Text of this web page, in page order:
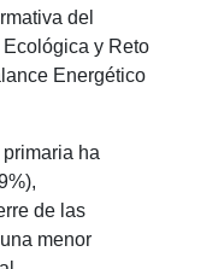
del
y Reto
Energético
ha
de las
menor